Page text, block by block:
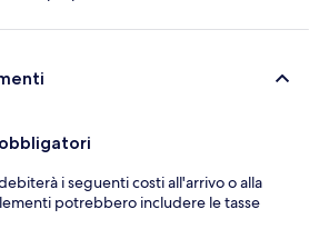
i seguenti costi all'arrivo o alla
potrebbero includere le tasse